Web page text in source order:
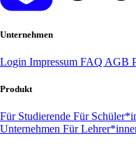
Unternehmen
Login Impressum FAQ AGB
Produkt
Für Studierende Für
Unternehmen Für